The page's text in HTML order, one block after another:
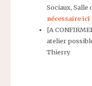
Sociaux, Salle
nécessaire ici
[A
atelier
Thierry